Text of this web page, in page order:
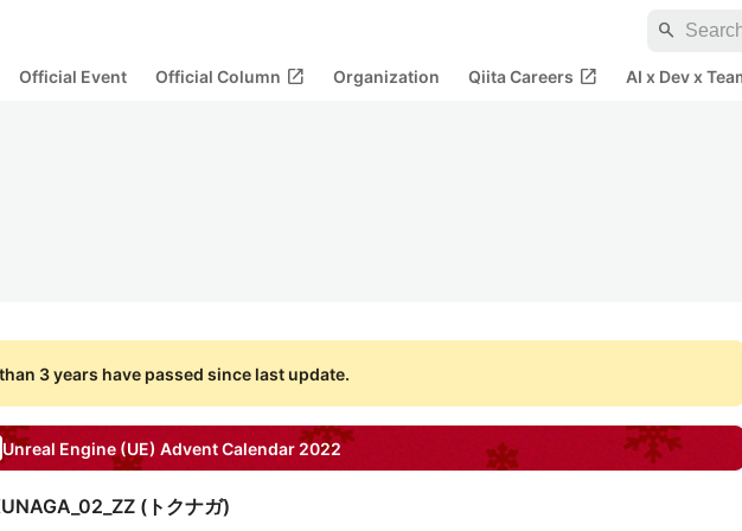
search
Official Event Official Column open_in_new Organization Qiita Careers open_in_new AI x Dev x
3 years have passed since last update.
Unreal Engine (UE) Advent Calendar2022
( トクナガ)